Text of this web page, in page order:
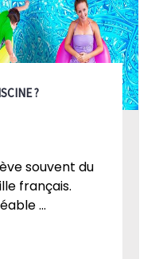
?
souvent du
français.
...